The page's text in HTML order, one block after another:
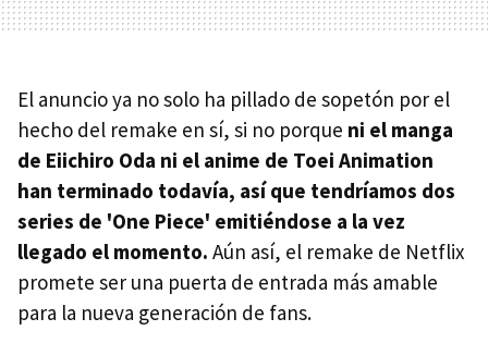
El anuncio ya no solo ha pillado de sopetón por el
hecho del remake en sí, si no porque ni el manga
de Eiichiro Oda ni el anime de Toei Animation
han terminado todavía, así que tendríamos dos
series de 'One Piece' emitiéndose a la vez
llegado el momento. Aún así, el remake de Netflix
promete ser una puerta de entrada más amable
para la nueva generación de fans.